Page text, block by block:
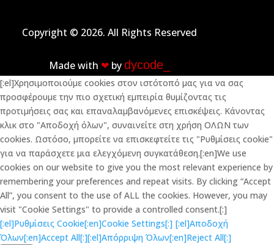
Copyright © 2026. All Rights Reserved
Made with ❤︎ bydycode_
[:el]Χρησιμοποιούμε cookies στον ιστότοπό μας για να σας
προσφέρουμε την πιο σχετική εμπειρία θυμίζοντας τις
προτιμήσεις σας και επαναλαμβανόμενες επισκέψεις. Κάνοντας
κλικ στο "Αποδοχή όλων", συναινείτε στη χρήση ΟΛΩΝ των
cookies. Ωστόσο, μπορείτε να επισκεφτείτε τις "Ρυθμίσεις cookie"
για να παράσχετε μια ελεγχόμενη συγκατάθεση.[:en]We use
cookies on our website to give you the most relevant experience by
remembering your preferences and repeat visits. By clicking “Accept
All”, you consent to the use of ALL the cookies. However, you may
visit "Cookie Settings" to provide a controlled consent.[:]
[:el]Ρυθμίσεις Cookie[:en]Cookie Settings[:] [:el]Αποδοχή
Όλων[:en]Accept All[:][:el]Απόρριψη Όλων[:en]Reject All[:]